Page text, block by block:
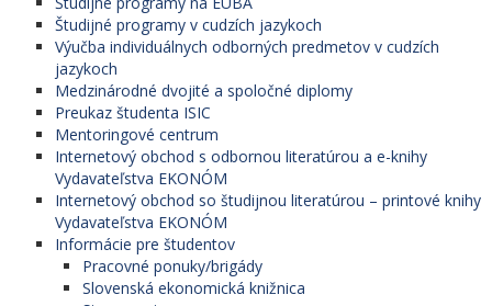
Študijné programy v cudzích jazykoch
Výučba individuálnych odborných predmetov v cudzích
jazykoch
Medzinárodné dvojité a spoločné diplomy
Preukaz študenta ISIC
Mentoringové centrum
Internetový obchod s odbornou literatúrou a e-knihy
Vydavateľstva EKONÓM
Internetový obchod so študijnou literatúrou – printové knihy
Vydavateľstva EKONÓM
Informácie pre študentov
Pracovné ponuky/brigády
Slovenská ekonomická knižnica